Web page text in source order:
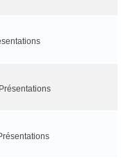
Présentations